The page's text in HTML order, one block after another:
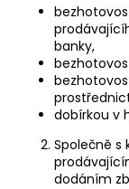
banky,
dobírkou v
Společně s
dodáním